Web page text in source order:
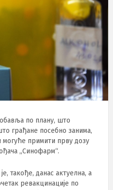
по плану, што
грађане посебно занима,
могуће примити прву дозу
„Синофарм“.
такође, данас актуелна, а
ревакцинације по